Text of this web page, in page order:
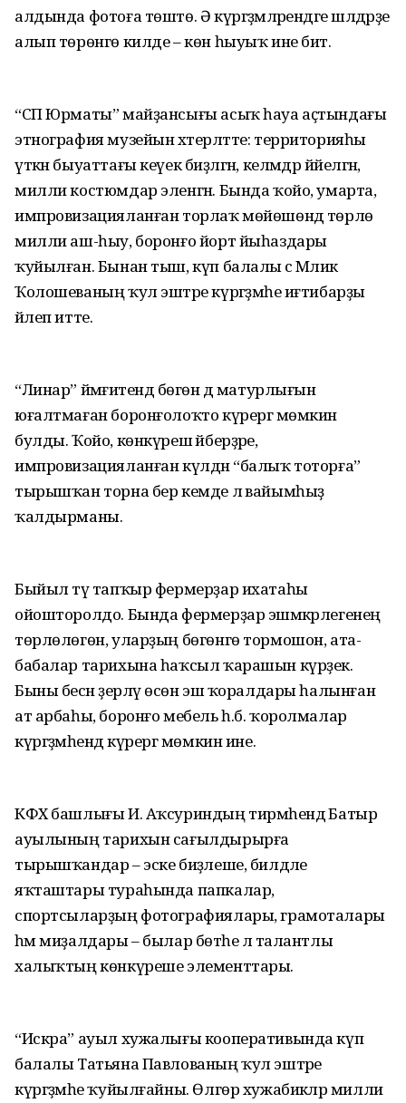
алдында фотоға төштө. Ә күргәҙмәләрендәге шәлдәрҙе
алып төрөнгө килде – көн һыуыҡ ине бит.
“СП Юрматы” майҙансығы асыҡ һауа аҫтындағы
этнография музейын хәтерләтте: территорияһы
үткән быуаттағы кеүек биҙәлгән, келәмдәр йәйелгән,
милли костюмдар эленгән. Бында ҡойо, умарта,
импровизацияланған торлаҡ мөйөшөндә төрлө
милли аш-һыу, боронғо йорт йыһаздары
ҡуйылған. Бынан тыш, күп балалы әсә Мәликә
Ҡолошеваның ҡул эштәре күргәҙмәһе иғтибарҙы
йәлеп итте.
“Линар” йәмғиәтендә бөгөн дә матурлығын
юғалтмаған боронғолоҡто күрергә мөмкин
булды. Ҡойо, көнкүреш әйберҙәре,
импровизацияланған күлдән “балыҡ тоторға”
тырышҡан торна бер кемде лә вайымһыҙ
ҡалдырманы.
Быйыл тәү тапҡыр фермерҙар ихатаһы
ойошторолдо. Бында фермерҙар эшмәкәрлегенең
төрлөлөгөн, уларҙың бөгөнгө тормошон, ата-
бабалар тарихына һаҡсыл ҡарашын күрҙек.
Быны бесән әҙерләү өсөн эш ҡоралдары һалынған
ат арбаһы, боронғо мебель һ.б. ҡоролмалар
күргәҙмәһендә күрергә мөмкин ине.
КФХ башлығы И. Аҡсуриндың тирмәһендә Батыр
ауылының тарихын сағылдырырға
тырышҡандар – эске биҙәлеше, билдәле
яҡташтары тураһында папкалар,
спортсыларҙың фотографиялары, грамоталары
һәм миҙалдары – былар бөтәһе лә талантлы
халыҡтың көнкүреше элементтары.
“Искра” ауыл хужалығы кооперативында күп
балалы Татьяна Павлованың ҡул эштәре
күргәҙмәһе ҡуйылғайны. Өлгөр хужабикәләр милли